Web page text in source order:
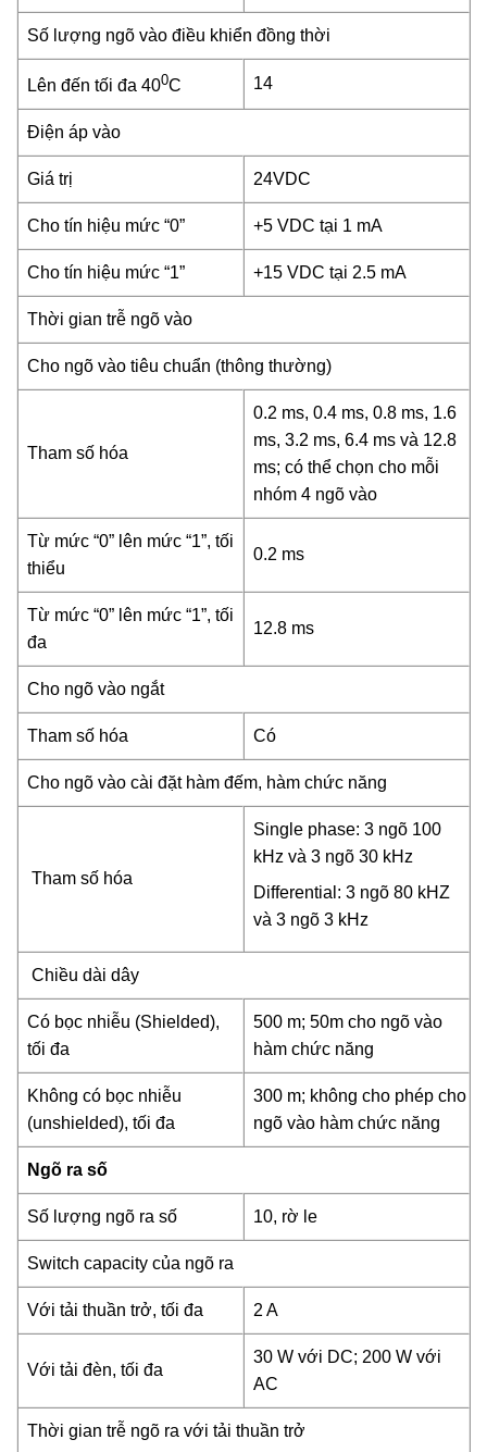
Số lượng ngõ vào điều khiển đồng thời
Lên đến tối đa 400C 14
Điện áp vào
Giá trị 24VDC
Cho tín hiệu mức “0” +5 VDC tại 1 mA
Cho tín hiệu mức “1” +15 VDC tại 2.5 mA
Thời gian trễ ngõ vào
Cho ngõ vào tiêu chuẩn (thông thường)
Tham số hóa
0.2 ms, 0.4 ms, 0.8 ms, 1.6
ms, 3.2 ms, 6.4 ms và 12.8
ms; có thể chọn cho mỗi
nhóm 4 ngõ vào
Từ mức “0” lên mức “1”, tối
thiểu
0.2 ms
Từ mức “0” lên mức “1”, tối
đa
12.8 ms
Cho ngõ vào ngắt
Tham số hóa Có
Cho ngõ vào cài đặt hàm đếm, hàm chức năng
Tham số hóa
Single phase: 3 ngõ 100
kHz và 3 ngõ 30 kHz
Differential: 3 ngõ 80 kHZ
và 3 ngõ 3 kHz
Chiều dài dây
Có bọc nhiễu (Shielded),
tối đa
500 m; 50m cho ngõ vào
hàm chức năng
Không có bọc nhiễu
(unshielded), tối đa
300 m; không cho phép cho
ngõ vào hàm chức năng
Ngõ ra số
Số lượng ngõ ra số 10, rờ le
Switch capacity của ngõ ra
Với tải thuần trở, tối đa 2 A
Với tải đèn, tối đa
30 W với DC; 200 W với
AC
Thời gian trễ ngõ ra với tải thuần trở